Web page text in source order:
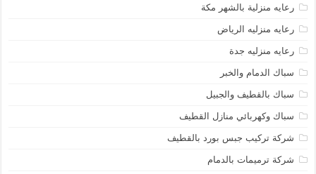
رعايه منزلية بالشهر مكة
رعايه منزليه الرياض
رعايه منزليه جدة
سباك الدمام والخبر
سباك بالقطيف والجبيل
سباك وكهربائي منازل القطيف
شركة تركيب جبس بورد بالقطيف
شركة ترميمات بالدمام